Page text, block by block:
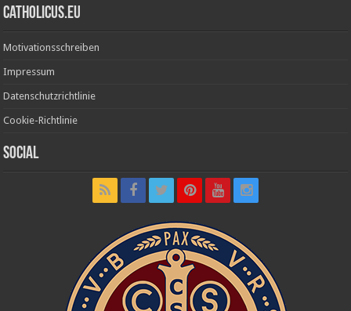
Catholicus.eu
Motivationsschreiben
Impressum
Datenschutzrichtlinie
Cookie-Richtlinie
Social